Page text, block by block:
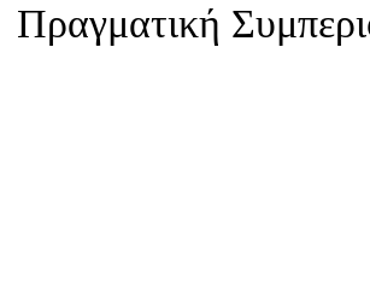
Πραγματική